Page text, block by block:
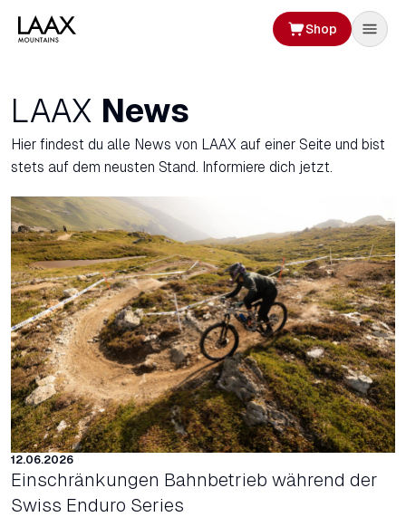
Shop
LAAX News
Hier findest du alle News von LAAX auf einer Seite und bist
stets auf dem neusten Stand. Informiere dich jetzt.
12.06.2026
Einschränkungen Bahnbetrieb während der
Swiss Enduro Series